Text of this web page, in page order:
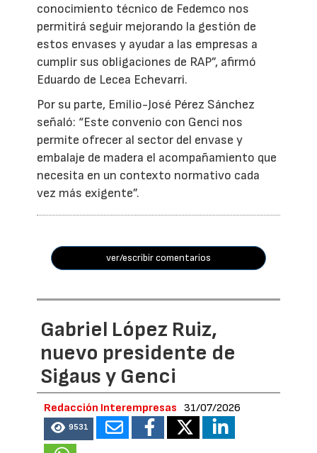
conocimiento técnico de Fedemco nos
permitirá seguir mejorando la gestión de
estos envases y ayudar a las empresas a
cumplir sus obligaciones de RAP”, afirmó
Eduardo de Lecea Echevarri.
Por su parte, Emilio-José Pérez Sánchez
señaló: “Este convenio con Genci nos
permite ofrecer al sector del envase y
embalaje de madera el acompañamiento que
necesita en un contexto normativo cada
vez más exigente”.
ver/escribir comentarios
Gabriel López Ruiz,
nuevo presidente de
Sigaus y Genci
Redacción Interempresas 31/07/2026
9531